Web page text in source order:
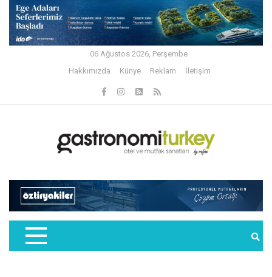
06 Ağustos 2026, Perşembe
Hakkımızda
Künye Reklam İletişim